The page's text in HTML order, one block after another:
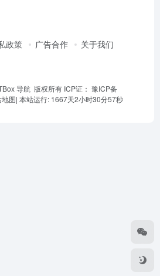
政策 广告合作 关于我们
导航 版权所有 ICP证： 豫ICP备
地图| 本站运行: 1667天2小时30分57秒